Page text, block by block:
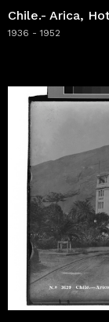
Chile.- Arica,
1936 - 1952